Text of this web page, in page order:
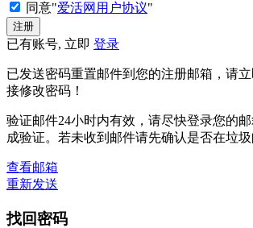
同意"爱活网用户协议"
已有账号, 立即 登录
已发送密码重置邮件到您的注册邮箱，请
接修改密码！
验证邮件24小时内有效，请尽快登录您的
成验证。若未收到邮件请先确认是否在垃圾
查看邮箱
重新发送
找回密码